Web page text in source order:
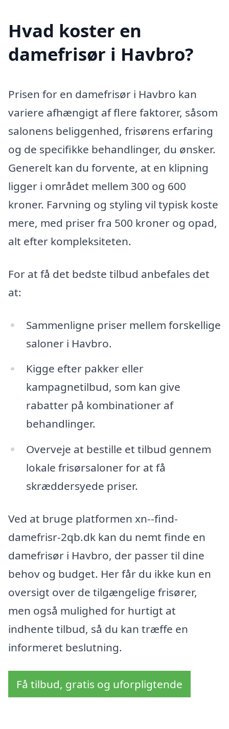
Hvad koster en
damefrisør i Havbro?
Prisen for en damefrisør i Havbro kan
variere afhængigt af flere faktorer, såsom
salonens beliggenhed, frisørens erfaring
og de specifikke behandlinger, du ønsker.
Generelt kan du forvente, at en klipning
ligger i området mellem 300 og 600
kroner. Farvning og styling vil typisk koste
mere, med priser fra 500 kroner og opad,
alt efter kompleksiteten.
For at få det bedste tilbud anbefales det
at:
Sammenligne priser mellem forskellige
saloner i Havbro.
Kigge efter pakker eller
kampagnetilbud, som kan give
rabatter på kombinationer af
behandlinger.
Overveje at bestille et tilbud gennem
lokale frisørsaloner for at få
skræddersyede priser.
Ved at bruge platformen xn--find-
damefrisr-2qb.dk kan du nemt finde en
damefrisør i Havbro, der passer til dine
behov og budget. Her får du ikke kun en
oversigt over de tilgængelige frisører,
men også mulighed for hurtigt at
indhente tilbud, så du kan træffe en
informeret beslutning.
Få tilbud, gratis og uforpligtende